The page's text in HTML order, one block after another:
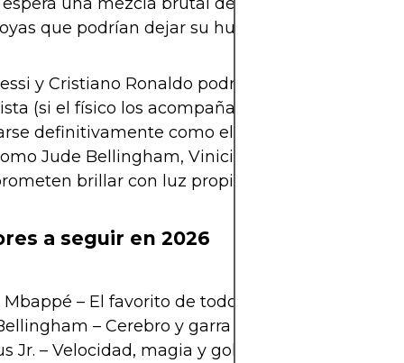
que podrían dejar su huella en la historia
y Cristiano Ronaldo podrían vivir su última
(si el físico los acompaña). Kylian Mbappé
definitivamente como el nuevo rey, mientras
Jude Bellingham, Vinicius Jr., Pedri o
brillar con luz propia.
a seguir en 2026
– El favorito de todos los algoritmos
– Cerebro y garra en Inglaterra
Jr. – Velocidad, magia y goles en Brasil